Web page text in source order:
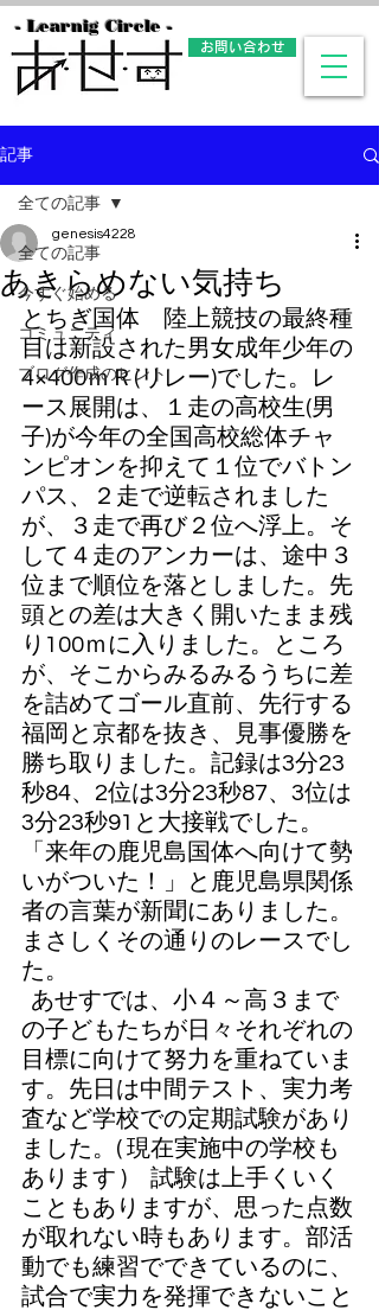
- Learnig Circle -
お問い合わせ
記事
全ての記事
今すぐ始める
コミュニティ
ブログ作成のヒント
全ての記事
あきらめない気持ち
genesis4228
とちぎ国体　陸上競技の最終種
目は新設された男女成年少年の
4×400ｍＲ(リレー)でした。レ
ース展開は、１走の高校生(男
子)が今年の全国高校総体チャ
ンピオンを抑えて１位でバトン
パス、２走で逆転されました
が、３走で再び２位へ浮上。そ
して４走のアンカーは、途中３
位まで順位を落としました。先
頭との差は大きく開いたまま残
り100ｍに入りました。ところ
が、そこからみるみるうちに差
を詰めてゴール直前、先行する
福岡と京都を抜き、見事優勝を
勝ち取りました。記録は3分23
秒84、2位は3分23秒87、3位は
3分23秒91と大接戦でした。
「来年の鹿児島国体へ向けて勢
いがついた！」と鹿児島県関係
者の言葉が新聞にありました。
まさしくその通りのレースでし
た。
の子どもたちが日々それぞれの
目標に向けて努力を重ねていま
す。先日は中間テスト、実力考
査など学校での定期試験があり
ました。( 現在実施中の学校も
あります )　試験は上手くいく
こともありますが、思った点数
が取れない時もあります。部活
動でも練習でできているのに、
試合で実力を発揮できないこと